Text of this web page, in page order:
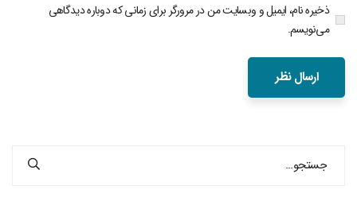
ذخیره نام، ایمیل و وبسایت من در مرورگر برای زمانی که دوباره دیدگاهی
می‌نویسم.